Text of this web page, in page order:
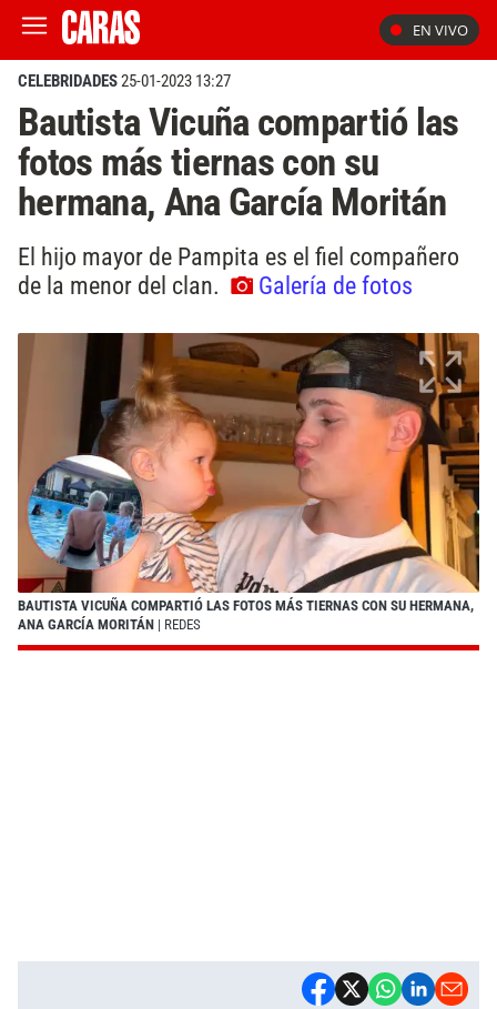
EN VIVO
CELEBRIDADES25-01-2023 13:27
Bautista Vicuña compartió las
fotos más tiernas con su
hermana, Ana García Moritán
El hijo mayor de Pampita es el fiel compañero
de la menor del clan.
Galería de fotos
BAUTISTA VICUÑA COMPARTIÓ LAS FOTOS MÁS TIERNAS CON SU HERMANA,
ANA GARCÍA MORITÁN | REDES